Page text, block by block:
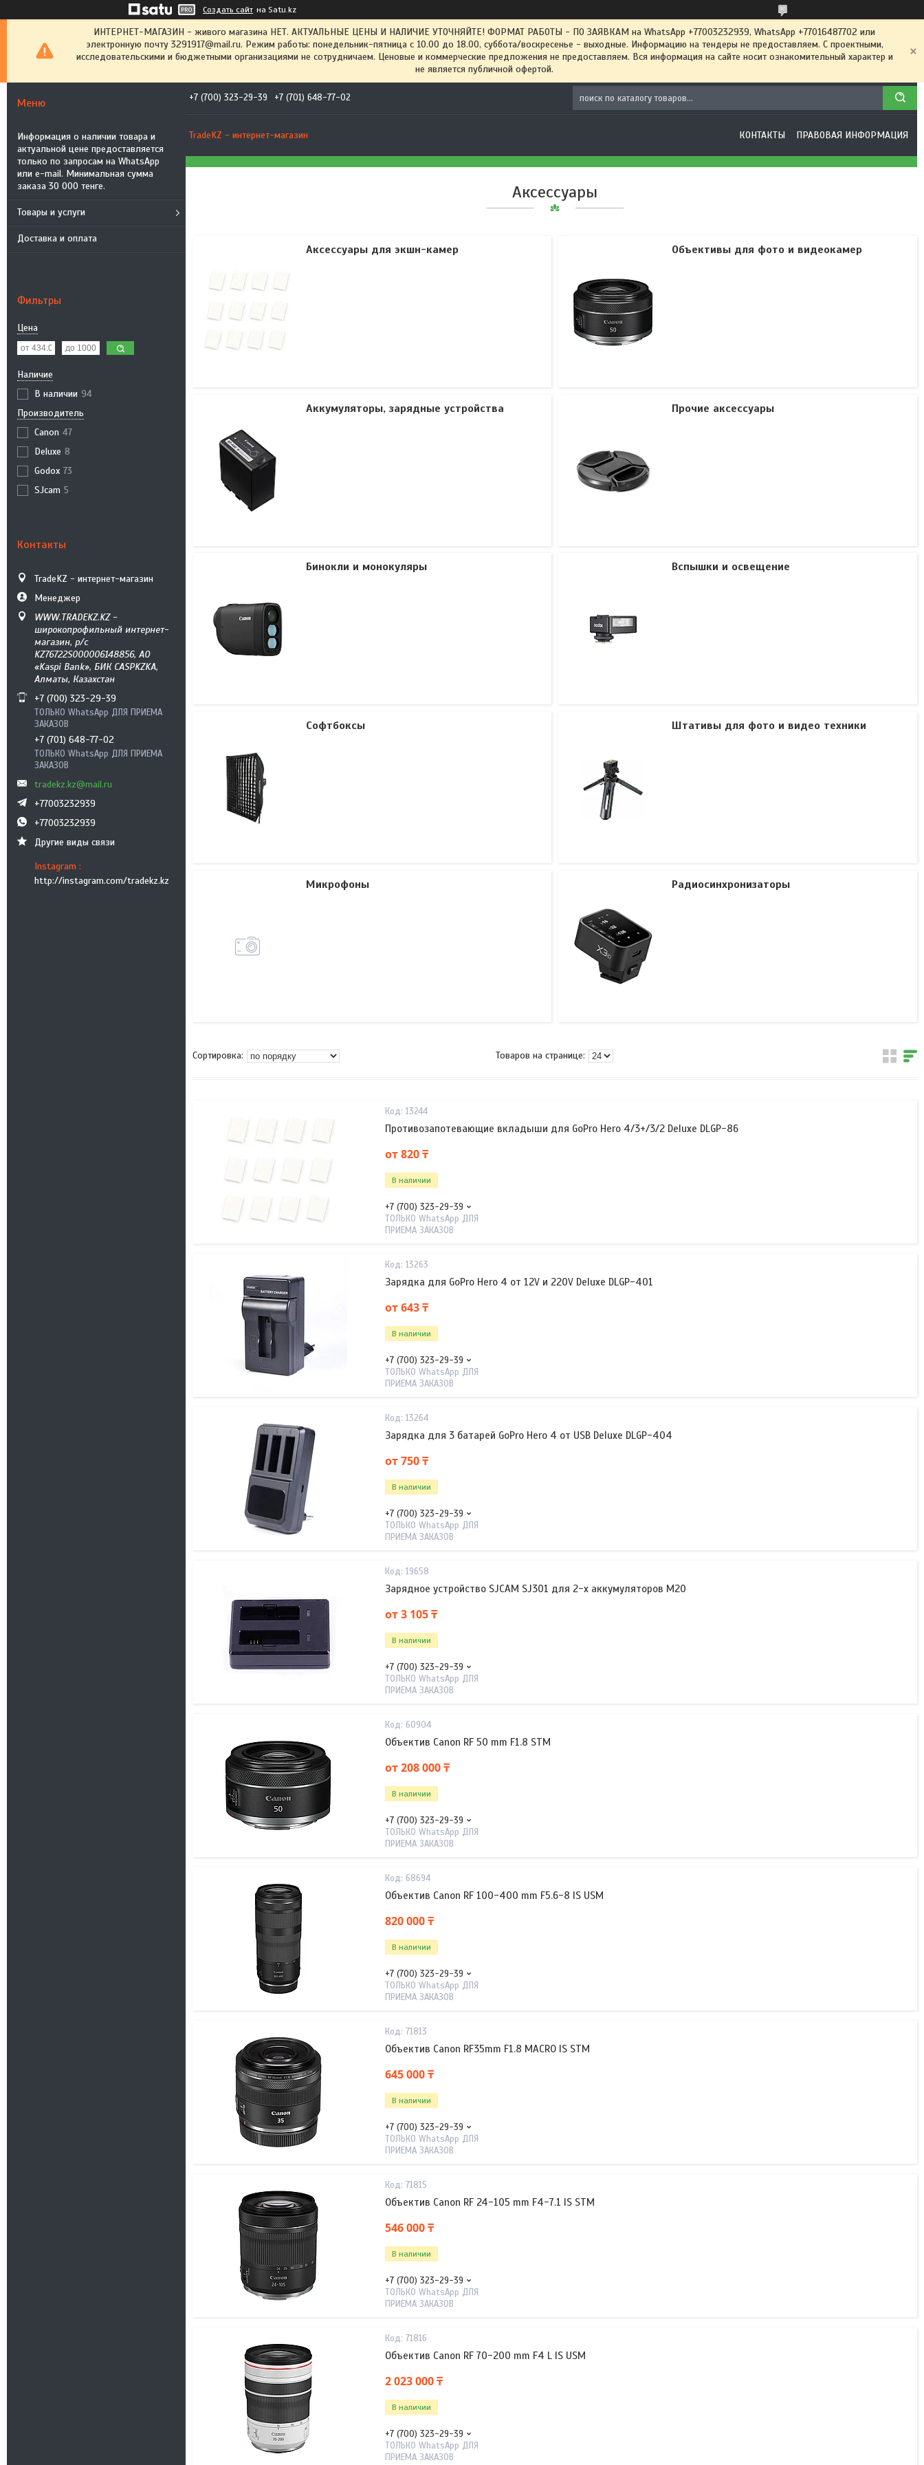
Создать сайт на Satu.kz
ИНТЕРНЕТ-МАГАЗИН - живого магазина НЕТ. АКТУАЛЬНЫЕ ЦЕНЫ И НАЛИЧИЕ УТОЧНЯЙТЕ! ФОРМАТ РАБОТЫ - ПО ЗАЯВКАМ на WhatsApp +77003232939, WhatsApp +77016487702 или
электронную почту 3291917@mail.ru. Режим работы: понедельник-пятница с 10.00 до 18.00, суббота/воскресенье - выходные. Информацию на тендеры не предоставляем. С проектными,
исследовательскими и бюджетными организациями не сотрудничаем. Ценовые и коммерческие предложения не предоставляем. Вся информация на сайте носит ознакомительный характер и
не является публичной офертой.
Информация о наличии товара и
актуальной цене предоставляется
только по запросам на WhatsApp
или e-mail. Минимальная сумма
заказа 30 000 тенге.
Товары и услуги
Доставка и оплата
Фильтры
Цена
Наличие
В наличии 94
Производитель
Canon 47
Deluxe 8
Godox 73
SJcam 5
Контакты
TradeKZ - интернет-магазин
Менеджер
WWW.TRADEKZ.KZ -
широкопрофильный интернет-
магазин, р/с
KZ76722S000006148856, АО
«Kaspi Bank», БИК CASPKZKA,
Алматы, Казахстан
+7 (700) 323-29-39
ТОЛЬКО WhatsApp ДЛЯ ПРИЕМА
ЗАКАЗОВ
+7 (701) 648-77-02
ТОЛЬКО WhatsApp ДЛЯ ПРИЕМА
ЗАКАЗОВ
tradekz.kz@mail.ru
+77003232939
+77003232939
Другие виды связи
Instagram
http://instagram.com/tradekz.kz
+7 (700) 323-29-39 +7 (701) 648-77-02
TradeKZ - интернет-магазин КОНТАКТЫ ПРАВОВАЯ ИНФОРМАЦИЯ
Аксессуары
Аксессуары для экшн-камер Объективы для фото и видеокамер
Аккумуляторы, зарядные устройства Прочие аксессуары
Бинокли и монокуляры Вспышки и освещение
Софтбоксы Штативы для фото и видео техники
Микрофоны Радиосинхронизаторы
13244
Противозапотевающие вкладыши для GoPro Hero 4/3+/3/2 Deluxe DLGP-86
от 820 ₸
В наличии
+7 (700) 323-29-39
ТОЛЬКО WhatsApp ДЛЯ
ПРИЕМА ЗАКАЗОВ
13263
Зарядка для GoPro Hero 4 от 12V и 220V Deluxe DLGP-401
от 643 ₸
В наличии
+7 (700) 323-29-39
ТОЛЬКО WhatsApp ДЛЯ
ПРИЕМА ЗАКАЗОВ
13264
Зарядка для 3 батарей GoPro Hero 4 от USB Deluxe DLGP-404
от 750 ₸
В наличии
+7 (700) 323-29-39
ТОЛЬКО WhatsApp ДЛЯ
ПРИЕМА ЗАКАЗОВ
19658
Зарядное устройство SJCAM SJ301 для 2-х аккумуляторов M20
от 3 105 ₸
В наличии
+7 (700) 323-29-39
ТОЛЬКО WhatsApp ДЛЯ
ПРИЕМА ЗАКАЗОВ
60904
Объектив Canon RF 50 mm F1.8 STM
от 208 000 ₸
В наличии
+7 (700) 323-29-39
ТОЛЬКО WhatsApp ДЛЯ
ПРИЕМА ЗАКАЗОВ
68694
Объектив Canon RF 100-400 mm F5.6-8 IS USM
820 000 ₸
В наличии
+7 (700) 323-29-39
ТОЛЬКО WhatsApp ДЛЯ
ПРИЕМА ЗАКАЗОВ
71813
Объектив Canon RF35mm F1.8 MACRO IS STM
645 000 ₸
В наличии
+7 (700) 323-29-39
ТОЛЬКО WhatsApp ДЛЯ
ПРИЕМА ЗАКАЗОВ
71815
Объектив Canon RF 24-105 mm F4-7.1 IS STM
546 000 ₸
В наличии
+7 (700) 323-29-39
ТОЛЬКО WhatsApp ДЛЯ
ПРИЕМА ЗАКАЗОВ
71816
Объектив Canon RF 70-200 mm F4 L IS USM
2 023 000 ₸
В наличии
+7 (700) 323-29-39
ТОЛЬКО WhatsApp ДЛЯ
ПРИЕМА ЗАКАЗОВ